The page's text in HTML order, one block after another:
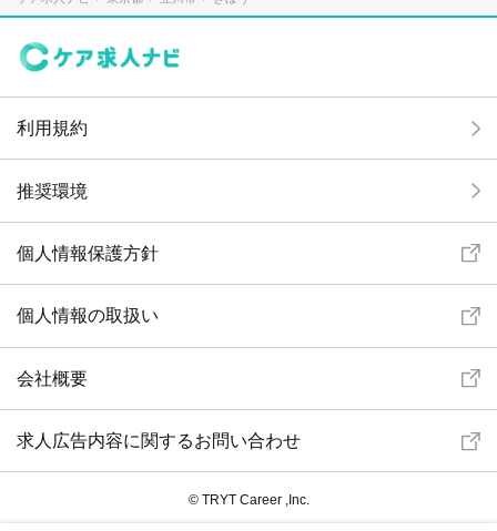
利用規約
推奨環境
個人情報保護方針
個人情報の取扱い
会社概要
求人広告内容に関するお問い合わせ
© TRYT Career ,Inc.